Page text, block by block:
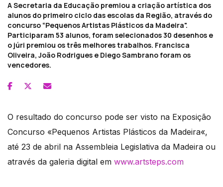
A Secretaria da Educação premiou a criação artística dos
alunos do primeiro ciclo das escolas da Região, através do
concurso “Pequenos Artistas Plásticos da Madeira".
Participaram 53 alunos, foram selecionados 30 desenhos e
o júri premiou os três melhores trabalhos. Francisca
Oliveira, João Rodrigues e Diego Sambrano foram os
vencedores.
O resultado do concurso pode ser visto na Exposição
Concurso «Pequenos Artistas Plásticos da Madeira«,
até 23 de abril na Assembleia Legislativa da Madeira ou
através da galeria digital em www.artsteps.com